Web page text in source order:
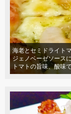
海老とセミドライト
ジェノベーゼソース
トマトの旨味、酸味